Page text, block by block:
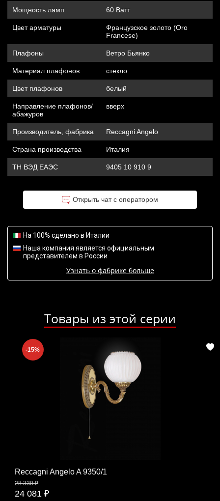
Мощность ламп 60 Ватт
Цвет арматуры
Французское золото (Oro
Francese)
Плафоны Ветро Бьянко
Материал плафонов стекло
Цвет плафонов белый
Направление плафонов/
абажуров
вверх
Производитель, фабрика Reccagni Angelo
Страна производства Италия
ТН ВЭД ЕАЭС 9405 10 910 9
Открыть чат с оператором
На 100% сделано в Италии
Наша компания является официальным
представителем в России
Узнать о фабрике больше
Товары из этой серии
-15%
Reccagni Angelo A 9350/1
28 330 ₽
24 081 ₽